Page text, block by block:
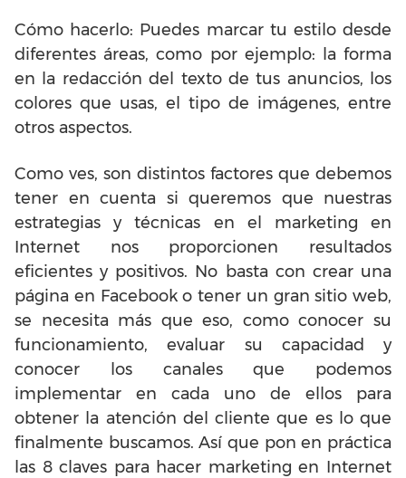
Cómo hacerlo: Puedes marcar tu estilo desde
diferentes áreas, como por ejemplo: la forma
en la redacción del texto de tus anuncios, los
colores que usas, el tipo de imágenes, entre
otros aspectos.
Como ves, son distintos factores que debemos
tener en cuenta si queremos que nuestras
estrategias y técnicas en el marketing en
Internet nos proporcionen resultados
eficientes y positivos. No basta con crear una
página en Facebook o tener un gran sitio web,
se necesita más que eso, como conocer su
funcionamiento, evaluar su capacidad y
conocer los canales que podemos
implementar en cada uno de ellos para
obtener la atención del cliente que es lo que
finalmente buscamos. Así que pon en práctica
las 8 claves para hacer marketing en Internet